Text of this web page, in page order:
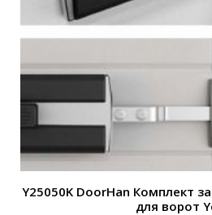
Y25050K DoorHan Комплект
для ворот